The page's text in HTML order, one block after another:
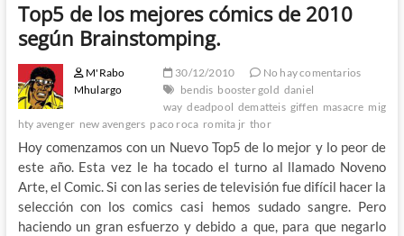
Top5 de los mejores cómics de 2010
según Brainstomping.
M'Rabo
Mhulargo
30/12/2010
No hay comentarios
bendis booster gold daniel
way deadpool dematteis giffen masacre mig
hty avenger new avengers paco roca romita jr thor
Hoy comenzamos con un Nuevo Top5 de lo mejor y lo peor de
este año. Esta vez le ha tocado el turno al llamado Noveno
Arte, el Comic. Si con las series de televisión fue difícil hacer la
selección con los comics casi hemos sudado sangre. Pero
haciendo un gran esfuerzo y debido a que, para que negarlo